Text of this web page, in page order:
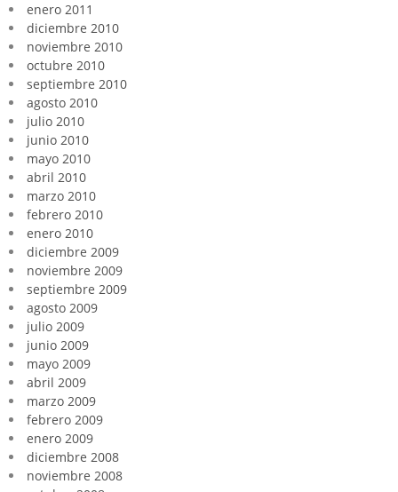
enero 2011
diciembre 2010
noviembre 2010
octubre 2010
septiembre 2010
agosto 2010
julio 2010
junio 2010
mayo 2010
abril 2010
marzo 2010
febrero 2010
enero 2010
diciembre 2009
noviembre 2009
septiembre 2009
agosto 2009
julio 2009
junio 2009
mayo 2009
abril 2009
marzo 2009
febrero 2009
enero 2009
diciembre 2008
noviembre 2008